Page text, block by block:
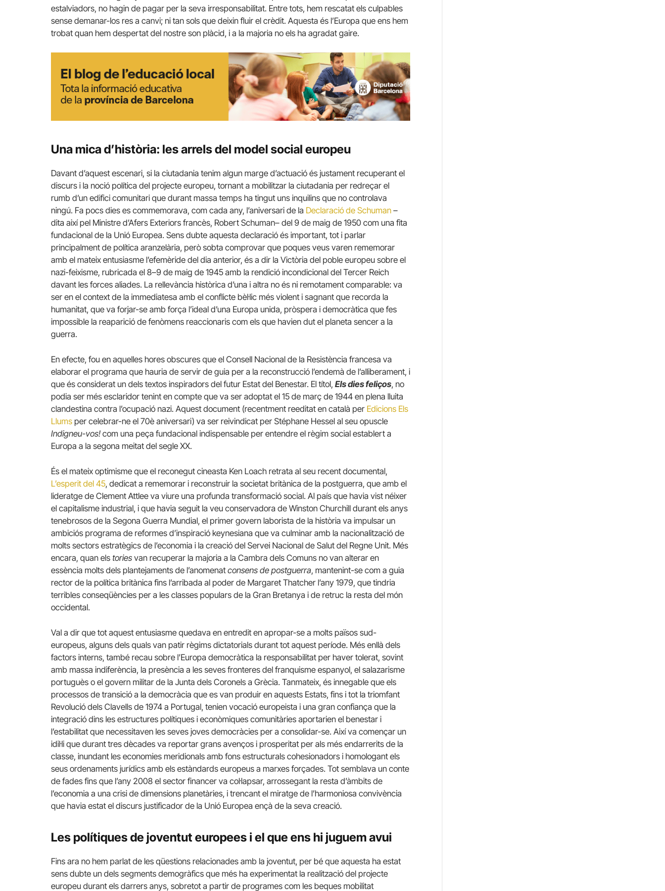
estalviadors, no hagin de pagar per la seva irresponsabilitat. Entre tots, hem rescatat els culpables
sense demanar-los res a canvi; ni tan sols que deixin fluir el crèdit. Aquesta és l’Europa que ens hem
trobat quan hem despertat del nostre son plàcid, i a la majoria no els ha agradat gaire.
Una mica d’història: les arrels del model social europeu
Davant d’aquest escenari, si la ciutadania tenim algun marge d’actuació és justament recuperant el
discurs i la noció política del projecte europeu, tornant a mobilitzar la ciutadania per redreçar el
rumb d’un edifici comunitari que durant massa temps ha tingut uns inquilins que no controlava
ningú. Fa pocs dies es commemorava, com cada any, l’aniversari de la Declaració de Schuman –
dita així pel Ministre d’Afers Exteriors francès, Robert Schuman– del 9 de maig de 1950 com una fita
fundacional de la Unió Europea. Sens dubte aquesta declaració és important, tot i parlar
principalment de política aranzelària, però sobta comprovar que poques veus varen rememorar
amb el mateix entusiasme l’efemèride del dia anterior, és a dir la Victòria del poble europeu sobre el
nazi-feixisme, rubricada el 8–9 de maig de 1945 amb la rendició incondicional del Tercer Reich
davant les forces aliades. La rellevància històrica d’una i altra no és ni remotament comparable: va
ser en el context de la immediatesa amb el conflicte bèl·lic més violent i sagnant que recorda la
humanitat, que va forjar-se amb força l’ideal d’una Europa unida, pròspera i democràtica que fes
impossible la reaparició de fenòmens reaccionaris com els que havien dut el planeta sencer a la
guerra.
En efecte, fou en aquelles hores obscures que el Consell Nacional de la Resistència francesa va
elaborar el programa que hauria de servir de guia per a la reconstrucció l’endemà de l’alliberament, i
que és considerat un dels textos inspiradors del futur Estat del Benestar. El títol, Els dies feliços, no
podia ser més esclaridor tenint en compte que va ser adoptat el 15 de març de 1944 en plena lluita
clandestina contra l’ocupació nazi. Aquest document (recentment reeditat en català per Edicions Els
Llums per celebrar-ne el 70è aniversari) va ser reivindicat per Stéphane Hessel al seu opuscle
Indigneu-vos! com una peça fundacional indispensable per entendre el règim social establert a
Europa a la segona meitat del segle XX.
És el mateix optimisme que el reconegut cineasta Ken Loach retrata al seu recent documental,
L’esperit del 45, dedicat a rememorar i reconstruir la societat britànica de la postguerra, que amb el
lideratge de Clement Attlee va viure una profunda transformació social. Al país que havia vist néixer
el capitalisme industrial, i que havia seguit la veu conservadora de Winston Churchill durant els anys
tenebrosos de la Segona Guerra Mundial, el primer govern laborista de la història va impulsar un
ambiciós programa de reformes d’inspiració keynesiana que va culminar amb la nacionalització de
molts sectors estratègics de l’economia i la creació del Servei Nacional de Salut del Regne Unit. Més
encara, quan els tories van recuperar la majoria a la Cambra dels Comuns no van alterar en
essència molts dels plantejaments de l’anomenat consens de postguerra, mantenint-se com a guia
rector de la política britànica fins l’arribada al poder de Margaret Thatcher l’any 1979, que tindria
terribles conseqüències per a les classes populars de la Gran Bretanya i de retruc la resta del món
occidental.
Val a dir que tot aquest entusiasme quedava en entredit en apropar-se a molts països sud-
europeus, alguns dels quals van patir règims dictatorials durant tot aquest període. Més enllà dels
factors interns, també recau sobre l’Europa democràtica la responsabilitat per haver tolerat, sovint
amb massa indiferència, la presència a les seves fronteres del franquisme espanyol, el salazarisme
portuguès o el govern militar de la Junta dels Coronels a Grècia. Tanmateix, és innegable que els
processos de transició a la democràcia que es van produir en aquests Estats, fins i tot la triomfant
Revolució dels Clavells de 1974 a Portugal, tenien vocació europeista i una gran confiança que la
integració dins les estructures polítiques i econòmiques comunitàries aportarien el benestar i
l’estabilitat que necessitaven les seves joves democràcies per a consolidar-se. Així va començar un
idil·li que durant tres dècades va reportar grans avenços i prosperitat per als més endarrerits de la
classe, inundant les economies meridionals amb fons estructurals cohesionadors i homologant els
seus ordenaments jurídics amb els estàndards europeus a marxes forçades. Tot semblava un conte
de fades fins que l’any 2008 el sector financer va col·lapsar, arrossegant la resta d’àmbits de
l’economia a una crisi de dimensions planetàries, i trencant el miratge de l’harmoniosa convivència
que havia estat el discurs justificador de la Unió Europea ençà de la seva creació.
Les polítiques de joventut europees i el que ens hi juguem avui
Fins ara no hem parlat de les qüestions relacionades amb la joventut, per bé que aquesta ha estat
sens dubte un dels segments demogràfics que més ha experimentat la realització del projecte
europeu durant els darrers anys, sobretot a partir de programes com les beques mobilitat